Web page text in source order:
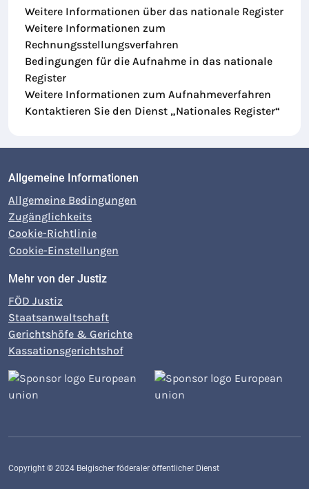
Weitere Informationen über das nationale Register
Weitere Informationen zum
Rechnungsstellungsverfahren
Bedingungen für die Aufnahme in das nationale
Register
Weitere Informationen zum Aufnahmeverfahren
Kontaktieren Sie den Dienst „Nationales Register“
Allgemeine Informationen
Allgemeine Bedingungen
Zugänglichkeits
Cookie-Richtlinie
Cookie-Einstellungen
Mehr von der Justiz
FÖD Justiz
Staatsanwaltschaft
Gerichtshöfe & Gerichte
Kassationsgerichtshof
Copyright © 2024 Belgischer föderaler öffentlicher Dienst